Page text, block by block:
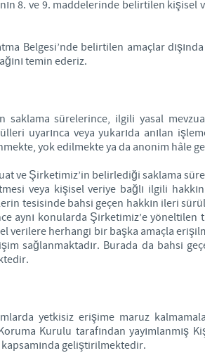
8. ve 9. maddelerinde belirtilen kişisel
Belgesi’nde belirtilen amaçlar
temin ederiz.
saklama sürelerince, ilgili yasal
uyarınca veya yukarıda anılan
yok edilmekte ya da anonim hâle
ve Şirketimiz’in belirlediği saklama
veya kişisel veriye bağlı ilgili
tesisinde bahsi geçen hakkın ileri
aynı konularda Şirketimiz’e
herhangi bir başka amaçla
sağlanmaktadır. Burada da bahsi
yetkisiz erişime maruz
Kurulu tarafından yayımlanmış
geliştirilmektedir.